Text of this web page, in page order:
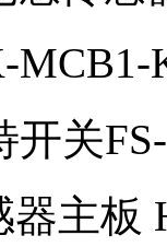
MCB1-
关
主板